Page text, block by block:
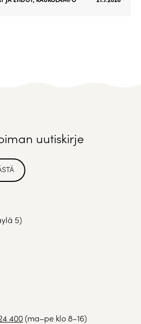
uutiskirje
5)
400(ma–pe klo 8–16)